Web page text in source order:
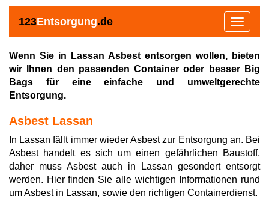
123Entsorgung.de
Toggle
Wenn Sie in Lassan Asbest entsorgen wollen, bieten
wir Ihnen den passenden Container oder besser Big
Bags für eine einfache und umweltgerechte
Entsorgung.
Asbest Lassan
In Lassan fällt immer wieder Asbest zur Entsorgung an. Bei
Asbest handelt es sich um einen gefährlichen Baustoff,
daher muss Asbest auch in Lassan gesondert entsorgt
werden. Hier finden Sie alle wichtigen Informationen rund
um Asbest in Lassan, sowie den richtigen Containerdienst.